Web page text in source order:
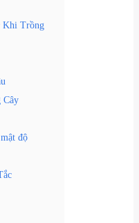
Khi Trồng
Cây
độ